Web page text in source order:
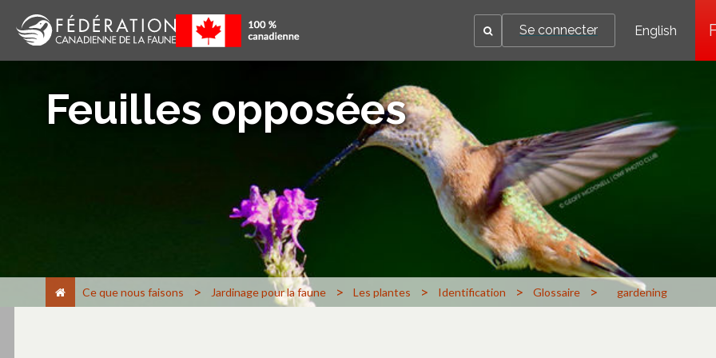
Se connecter English
Feuilles opposées
Ce que nous faisons > Jardinage pour la faune > Les plantes > Identification > Glossaire > gardening